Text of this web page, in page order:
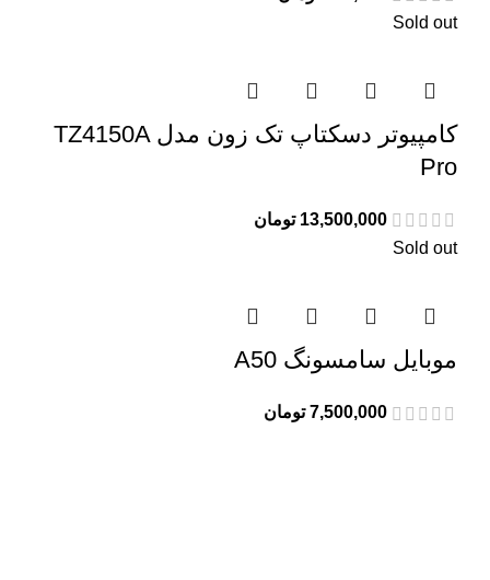
Sold out
کامپیوتر دسکتاپ تک زون مدل TZ4150A
Pro
13,500,000 تومان
Sold out
موبایل سامسونگ A50
7,500,000 تومان